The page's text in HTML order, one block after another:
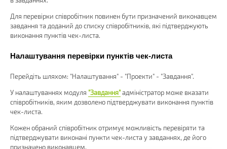
Для перевірки співробітник повинен бути призначений виконавцем
завдання та доданий до списку співробітників, які підтверджують
виконання пунктів чек-листа.
Налаштування перевірки пунктів чек-листа
Перейдіть шляхом: "Налаштування" - "Проекти" - "Завдання".
У налаштуваннях модуля "Завдання"адміністратор може вказати
співробітників, яким дозволено підтверджувати виконання пунктів
чек-листа.
Кожен обраний співробітник отримує можливість перевіряти та
підтверджувати виконані пункти чек-листа у завданнях, де його
призначено виконавцем.